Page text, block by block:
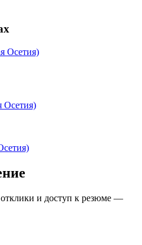
Осетия)
Осетия)
и доступ к резюме —